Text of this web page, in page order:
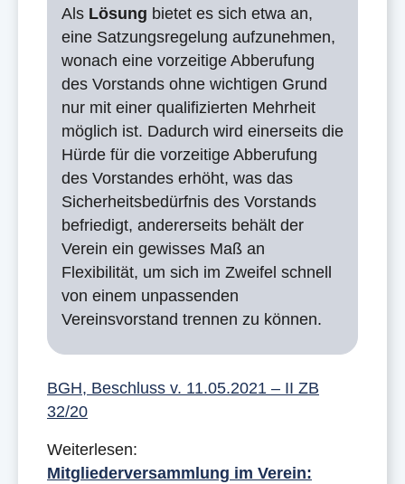
Als Lösung bietet es sich etwa an,
eine Satzungsregelung aufzunehmen,
wonach eine vorzeitige Abberufung
des Vorstands ohne wichtigen Grund
nur mit einer qualifizierten Mehrheit
möglich ist. Dadurch wird einerseits die
Hürde für die vorzeitige Abberufung
des Vorstandes erhöht, was das
Sicherheitsbedürfnis des Vorstands
befriedigt, andererseits behält der
Verein ein gewisses Maß an
Flexibilität, um sich im Zweifel schnell
von einem unpassenden
Vereinsvorstand trennen zu können.
BGH, Beschluss v. 11.05.2021 – II ZB
32/20
Weiterlesen:
Mitgliederversammlung im Verein: